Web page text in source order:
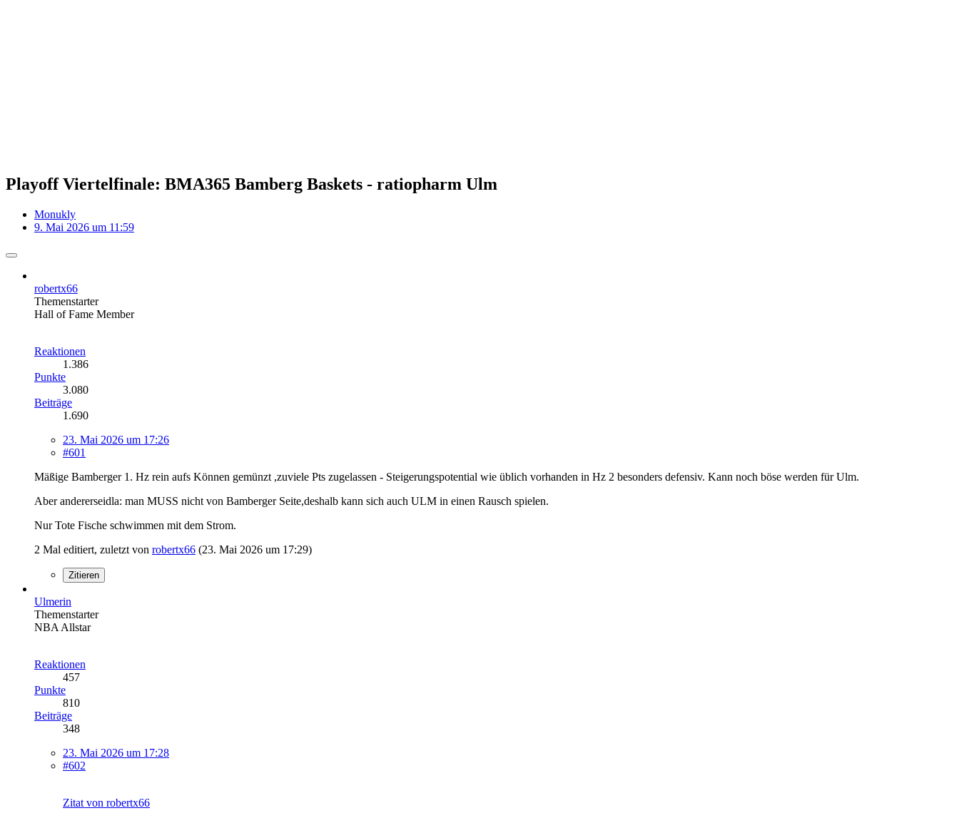
Playoff Viertelfinale: BMA365 Bamberg Baskets - ratiopharm Ulm
Monukly
9. Mai 2026 um 11:59
robertx66
Themenstarter
Hall of Fame Member
Reaktionen
1.386
Punkte
3.080
Beiträge
1.690
23. Mai 2026 um 17:26
#601
Mäßige Bamberger 1. Hz rein aufs Können gemünzt ,zuviele Pts zugelassen - Steigerungspotential wie üblich vorhanden in Hz 2 besonders defensiv. Kann noch böse werden für Ulm.
Aber andererseidla: man MUSS nicht von Bamberger Seite,deshalb kann sich auch ULM in einen Rausch spielen.
Nur Tote Fische schwimmen mit dem Strom.
2 Mal editiert, zuletzt von robertx66 (23. Mai 2026 um 17:29)
Zitieren
Ulmerin
Themenstarter
NBA Allstar
Reaktionen
457
Punkte
810
Beiträge
348
23. Mai 2026 um 17:28
#602
Zitat von robertx66